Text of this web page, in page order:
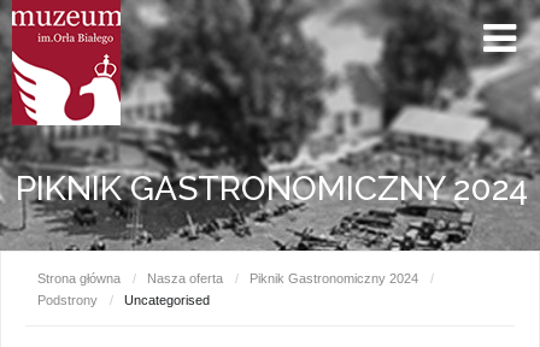
PIKNIK GASTRONOMICZNY 2024
Strona główna / Nasza oferta / Piknik Gastronomiczny 2024
/
Podstrony
/ Uncategorised